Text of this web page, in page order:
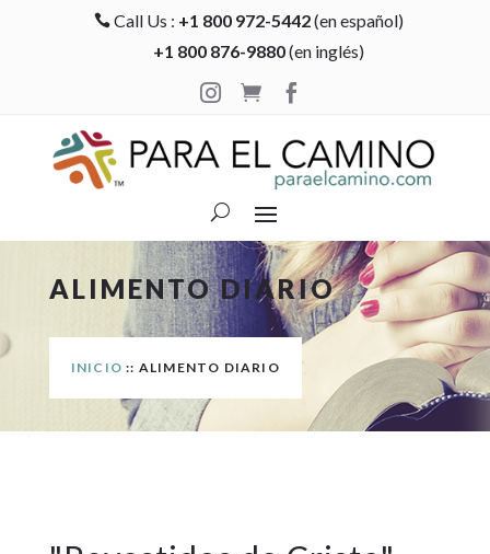
 Call Us : +1 800 972-5442(en español)
+1 800 876-9880(en inglés)

 
ALIMENTO DIARIO
INICIO :: ALIMENTO DIARIO